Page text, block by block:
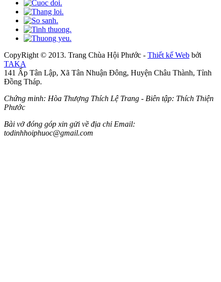
CopyRight © 2013. Trang Chùa Hội Phước - Thiết kế Web bởi
TAKA
141 Ấp Tân Lập, Xã Tân Nhuận Đông, Huyện Châu Thành, Tỉnh
Đồng Tháp.
Chứng minh: Hòa Thượng Thích Lệ Trang - Biên tập: Thích Thiện
Phước
Bài vở đóng góp xin gửi về địa chỉ Email:
todinhhoiphuoc@gmail.com